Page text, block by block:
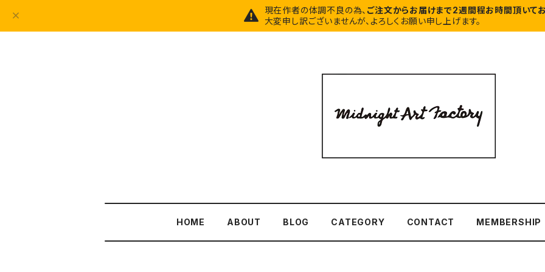
現在作者の体調不良の為、 ご注文からお届けまで2週間程お時間頂いてお
大変申し訳ございませんが、よろしくお願い申し上げます。
HOME ABOUT BLOG CATEGORY CONTACT MEMBERSHIP